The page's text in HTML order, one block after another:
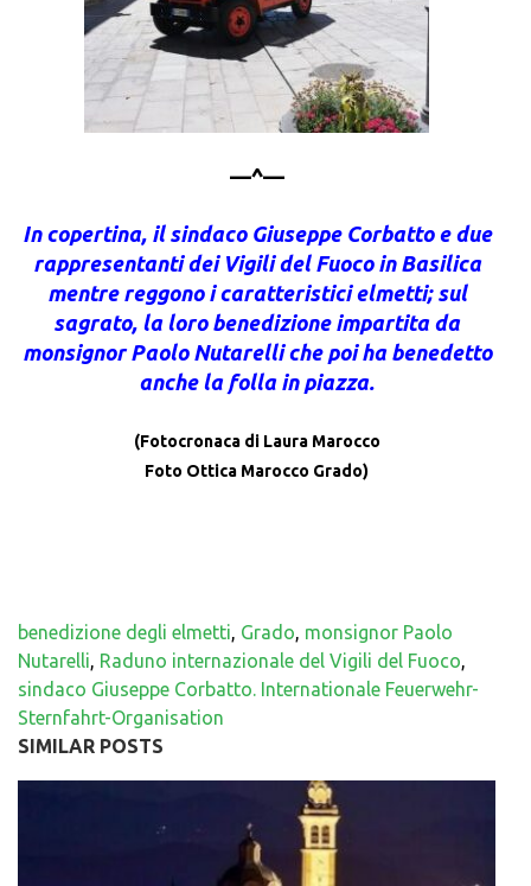
—^—
In copertina, il sindaco Giuseppe Corbatto e due
rappresentanti dei Vigili del Fuoco in Basilica
mentre reggono i caratteristici elmetti; sul
sagrato, la loro benedizione impartita da
monsignor Paolo Nutarelli che poi ha benedetto
anche la folla in piazza.
(Fotocronaca di Laura Marocco
Foto Ottica Marocco Grado)
benedizione degli elmetti, Grado, monsignor Paolo
Nutarelli, Raduno internazionale del Vigili del Fuoco,
sindaco Giuseppe Corbatto. Internationale Feuerwehr-
Sternfahrt-Organisation
SIMILAR POSTS